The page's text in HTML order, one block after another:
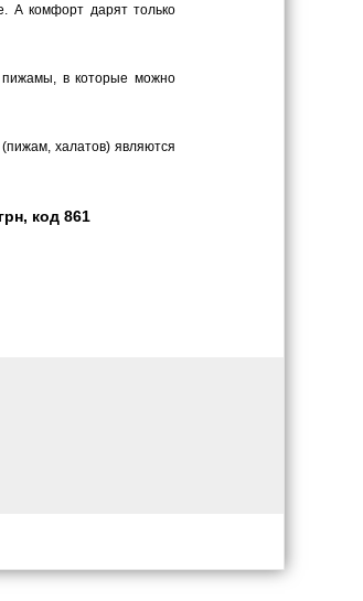
А комфорт дарят только
в которые можно
халатов) являются
код 861